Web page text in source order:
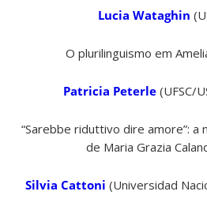
Lucia Wataghin
O plurilinguismo em
Patricia Peterle(UFSC/
“Sarebbe riduttivo dire amore”: a
de Maria Grazia
Silvia Cattoni (Universidad